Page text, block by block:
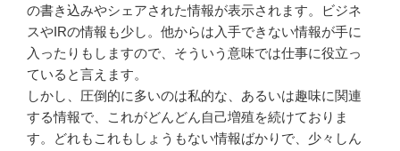
の書き込みやシェアされた情報が表示されます。ビジネ
スやIRの情報も少し。他からは入手できない情報が手に
入ったりもしますので、そういう意味では仕事に役立っ
ていると言えます。
しかし、圧倒的に多いのは私的な、あるいは趣味に関連
する情報で、これがどんどん自己増殖を続けておりま
す。どれもこれもしょうもない情報ばかりで、少々しん